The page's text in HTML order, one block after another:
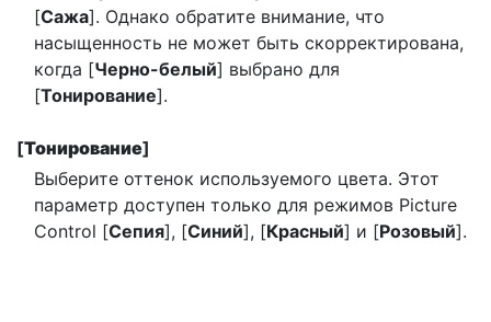
[Сажа]. Однако обратите внимание, что
насыщенность не может быть скорректирована,
когда [Черно-белый] выбрано для
[Тонирование].
[Тонирование]
Выберите оттенок используемого цвета. Этот
параметр доступен только для режимов Picture
Control [Сепия], [Синий], [Красный] и [Розовый].